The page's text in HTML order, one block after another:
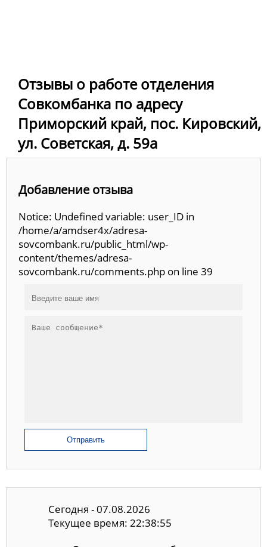
Отзывы о работе отделения
Совкомбанка по адресу
Приморский край, пос. Кировский,
ул. Советская, д. 59а
Добавление отзыва
Notice: Undefined variable: user_ID in
/home/a/amdser4x/adresa-
sovcombank.ru/public_html/wp-
content/themes/adresa-
sovcombank.ru/comments.php on line 39
Отправить
Сегодня - 07.08.2026
Текущее время: 22:38:55